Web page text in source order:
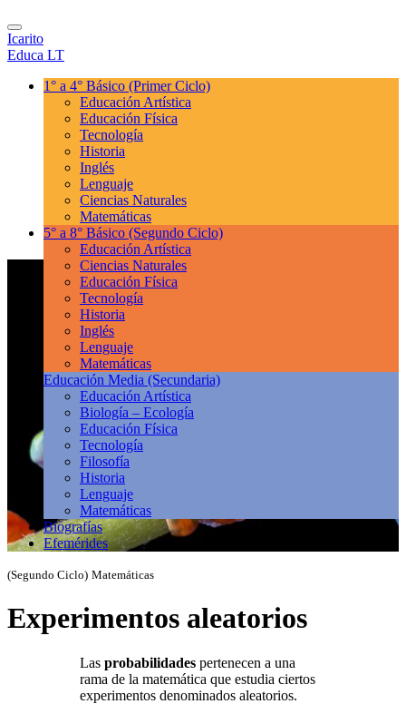
Icarito
Educa LT
1° a 4° Básico (Primer Ciclo)
Educación Artística
Educación Física
Tecnología
Historia
Inglés
Lenguaje
Ciencias Naturales
Matemáticas
5° a 8° Básico (Segundo Ciclo)
Educación Artística
Ciencias Naturales
Educación Física
Tecnología
Historia
Inglés
Lenguaje
Matemáticas
Educación Media (Secundaria)
Educación Artística
Biología – Ecología
Educación Física
Tecnología
Filosofía
Historia
Lenguaje
Matemáticas
Biografías
Efemérides
(Segundo Ciclo) Matemáticas
Experimentos aleatorios
Las probabilidades pertenecen a una
rama de la matemática que estudia ciertos
experimentos denominados aleatorios.